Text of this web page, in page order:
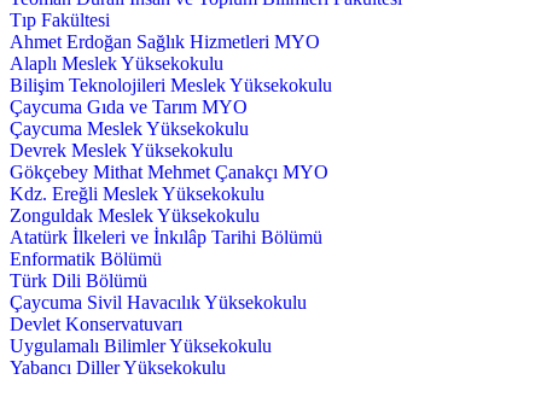
Tıp Fakültesi
Ahmet Erdoğan Sağlık Hizmetleri MYO
Alaplı Meslek Yüksekokulu
Bilişim Teknolojileri Meslek Yüksekokulu
Çaycuma Gıda ve Tarım MYO
Çaycuma Meslek Yüksekokulu
Devrek Meslek Yüksekokulu
Gökçebey Mithat Mehmet Çanakçı MYO
Kdz. Ereğli Meslek Yüksekokulu
Zonguldak Meslek Yüksekokulu
Atatürk İlkeleri ve İnkılâp Tarihi Bölümü
Enformatik Bölümü
Türk Dili Bölümü
Çaycuma Sivil Havacılık Yüksekokulu
Devlet Konservatuvarı
Uygulamalı Bilimler Yüksekokulu
Yabancı Diller Yüksekokulu